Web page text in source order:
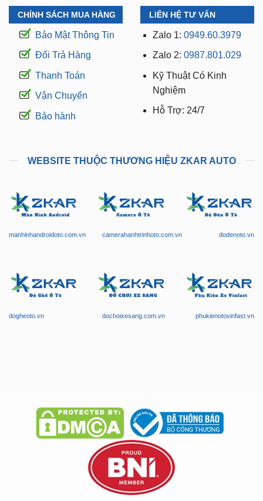
CHÍNH SÁCH MUA HÀNG
Bảo Mật Thông Tin
Đổi Trả Hàng
Thanh Toán
Vận Chuyển
Bảo hành
LIÊN HỆ TƯ VẤN
Zalo 1: 0949.60.3979
Zalo 2: 0987.801.029
Kỹ Thuật Có Kinh
Nghiệm
Hỗ Trợ: 24/7
WEBSITE THUỘC THƯƠNG HIỆU ZKAR AUTO
manhinhandroidoto.com.vn camerahanhtrinhoto.com.vn dodenoto.vn
dogheoto.vn dochoixesang.com.vn phukienotovinfast.vn